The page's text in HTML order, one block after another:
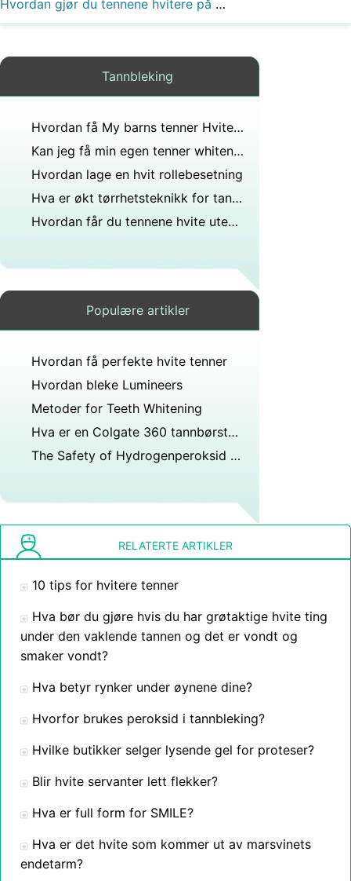
Hvordan gjør du tennene hvitere på en natt?
Tannbleking
Hvordan få My barns tenner Hvitere
Kan jeg få min egen tenner whitener
Hvordan lage en hvit rollebesetning
Hva er økt tørrhetsteknikk for tannamalgam?
Hvordan får du tennene hvite uten å gå til tannlegen?
Populære artikler
Hvordan få perfekte hvite tenner
Hvordan bleke Lumineers
Metoder for Teeth Whitening
Hva er en Colgate 360 ​​tannbørste laget av?
The Safety of Hydrogenperoksid for Teeth Whitening
RELATERTE ARTIKLER
10 tips for hvitere tenner
Hva bør du gjøre hvis du har grøtaktige hvite ting
under den vaklende tannen og det er vondt og
smaker vondt?
Hva betyr rynker under øynene dine?
Hvorfor brukes peroksid i tannbleking?
Hvilke butikker selger lysende gel for proteser?
Blir hvite servanter lett flekker?
Hva er full form for SMILE?
Hva er det hvite som kommer ut av marsvinets
endetarm?